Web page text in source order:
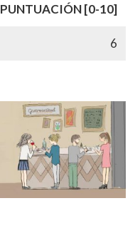
PUNTUACIÓN [0-10]
6